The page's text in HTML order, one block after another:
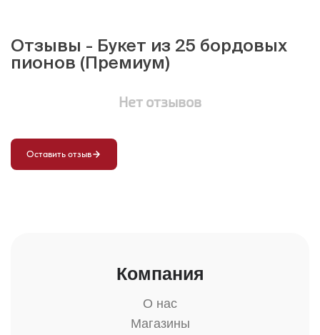
Отзывы - Букет из 25 бордовых
пионов (Премиум)
Нет отзывов
Оставить отзыв
Компания
О нас
Магазины